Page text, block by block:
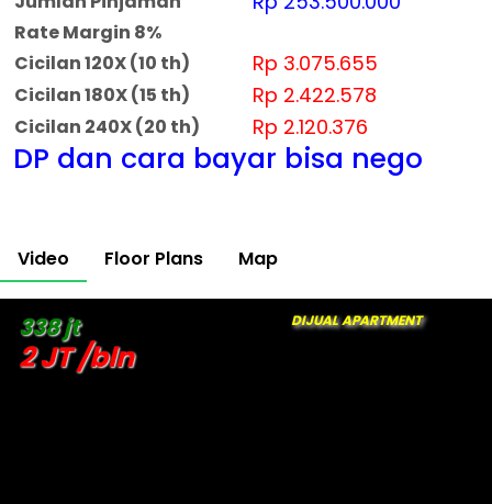
Rate Margin 8%
Cicilan 120X (10 th)
Rp 3.075.655
Cicilan 180X (15 th) Rp 2.422.578
Cicilan 240X (20 th) Rp 2.120.376
DP dan cara bayar bisa nego
Video Floor Plans Map
338 jt DIJUAL APARTMENT
2 JT /bln